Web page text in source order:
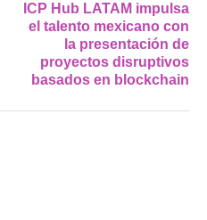
ICP Hub LATAM impulsa
el talento mexicano con
la presentación de
proyectos disruptivos
basados en blockchain